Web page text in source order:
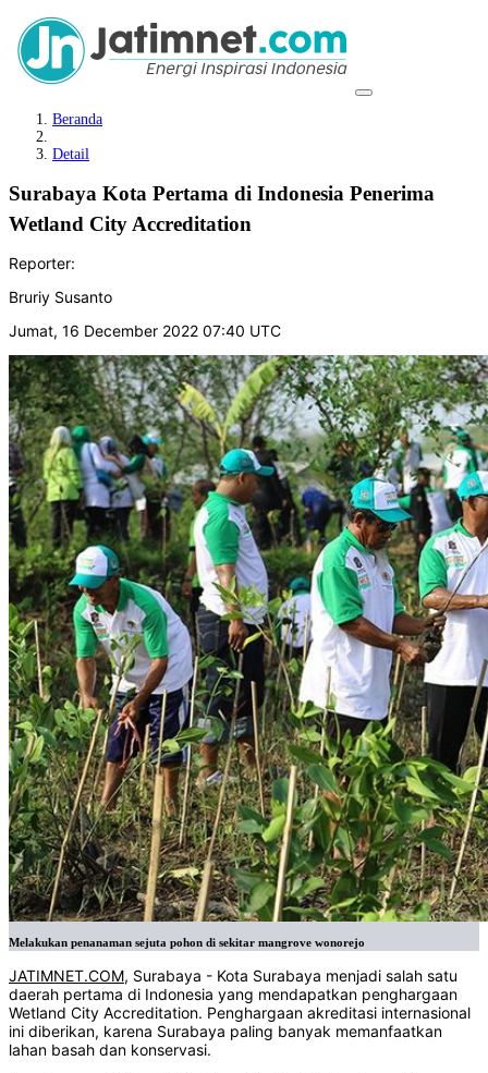
Beranda
Detail
Surabaya Kota Pertama di Indonesia Penerima
Wetland City Accreditation
Reporter:
Bruriy Susanto
Jumat, 16 December 2022 07:40 UTC
Melakukan penanaman sejuta pohon di sekitar mangrove wonorejo
JATIMNET.COM, Surabaya - Kota Surabaya menjadi salah satu
daerah pertama di Indonesia yang mendapatkan penghargaan
Wetland City Accreditation. Penghargaan akreditasi internasional
ini diberikan, karena Surabaya paling banyak memanfaatkan
lahan basah dan konservasi.